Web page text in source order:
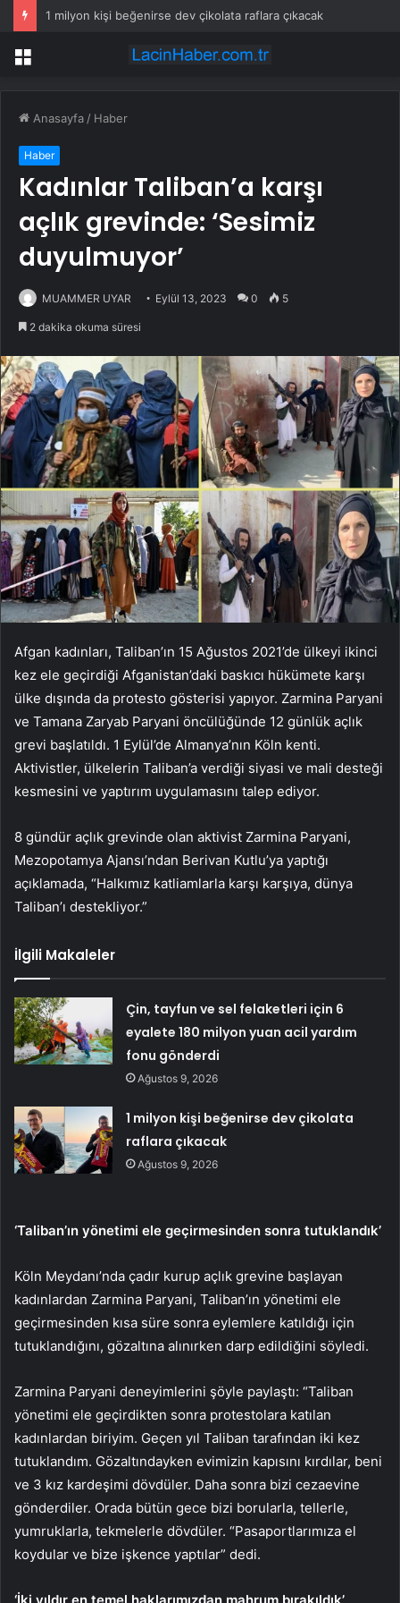
1 milyon kişi beğenirse dev çikolata raflara çıkacak
Menü
Anasayfa / Haber
Haber
Kadınlar Taliban’a karşı
açlık grevinde: ‘Sesimiz
duyulmuyor’
MUAMMER UYAR Eylül 13, 2023 0 5
2 dakika okuma süresi
Afgan kadınları, Taliban’ın 15 Ağustos 2021’de ülkeyi ikinci
kez ele geçirdiği Afganistan’daki baskıcı hükümete karşı
ülke dışında da protesto gösterisi yapıyor. Zarmina Paryani
ve Tamana Zaryab Paryani öncülüğünde 12 günlük açlık
grevi başlatıldı. 1 Eylül’de Almanya’nın Köln kenti.
Aktivistler, ülkelerin Taliban’a verdiği siyasi ve mali desteği
kesmesini ve yaptırım uygulamasını talep ediyor.
8 gündür açlık grevinde olan aktivist Zarmina Paryani,
Mezopotamya Ajansı’ndan Berivan Kutlu’ya yaptığı
açıklamada, “Halkımız katliamlarla karşı karşıya, dünya
Taliban’ı destekliyor.”
İlgili Makaleler
Çin, tayfun ve sel felaketleri için 6
eyalete 180 milyon yuan acil yardım
fonu gönderdi
Ağustos 9, 2026
1 milyon kişi beğenirse dev çikolata
raflara çıkacak
Ağustos 9, 2026
‘Taliban’ın yönetimi ele geçirmesinden sonra tutuklandık’
Köln Meydanı’nda çadır kurup açlık grevine başlayan
kadınlardan Zarmina Paryani, Taliban’ın yönetimi ele
geçirmesinden kısa süre sonra eylemlere katıldığı için
tutuklandığını, gözaltına alınırken darp edildiğini söyledi.
Zarmina Paryani deneyimlerini şöyle paylaştı: “Taliban
yönetimi ele geçirdikten sonra protestolara katılan
kadınlardan biriyim. Geçen yıl Taliban tarafından iki kez
tutuklandım. Gözaltındayken evimizin kapısını kırdılar, beni
ve 3 kız kardeşimi dövdüler. Daha sonra bizi cezaevine
gönderdiler. Orada bütün gece bizi borularla, tellerle,
yumruklarla, tekmelerle dövdüler. “Pasaportlarımıza el
koydular ve bize işkence yaptılar” dedi.
‘İki yıldır en temel haklarımızdan mahrum bırakıldık’